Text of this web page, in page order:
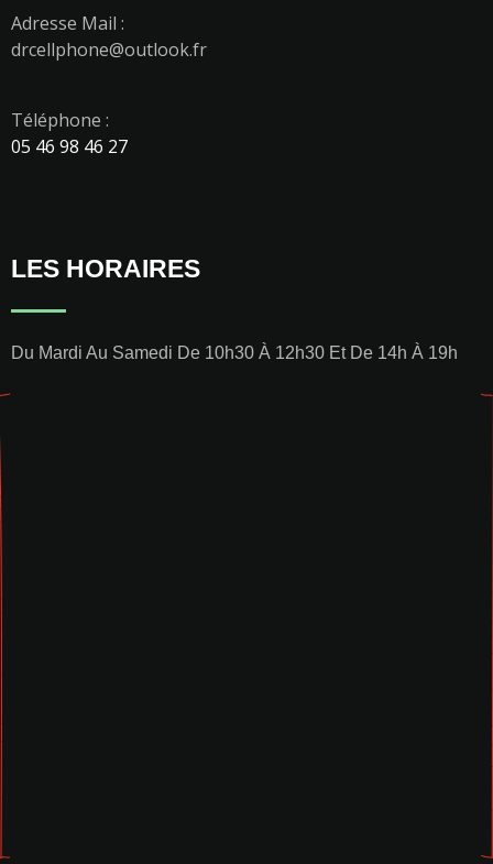
Adresse Mail :
drcellphone@outlook.fr
Téléphone :
05 46 98 46 27
LES HORAIRES
Du Mardi Au Samedi De 10h30 À 12h30 Et De 14h À 19h